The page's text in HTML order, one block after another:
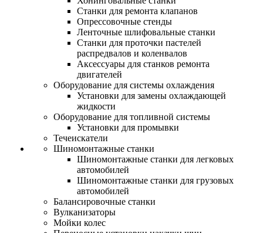
Станки для ремонта клапанов
Опрессовочные стенды
Ленточные шлифовальные станки
Станки для проточки пастелей
распредвалов и коленвалов
Аксессуары для станков ремонта
двигателей
Оборудование для системы охлаждения
Установки для замены охлаждающей
жидкости
Оборудование для топливной системы
Установки для промывки
Течеискатели
Шиномонтажные станки
Шиномонтажные станки для легковых
автомобилей
Шиномонтажные станки для грузовых
автомобилей
Балансировочные станки
Вулканизаторы
Мойки колес